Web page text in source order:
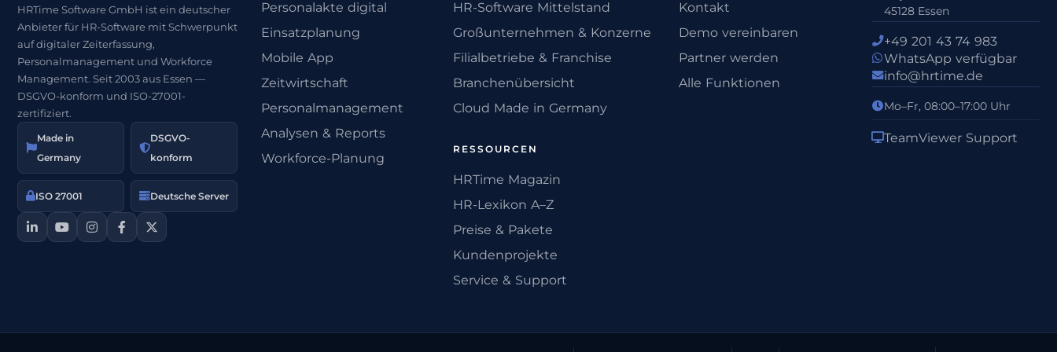
HRTime Software GmbH ist ein deutscher
Anbieter für HR-Software mit Schwerpunkt
auf digitaler Zeiterfassung,
Personalmanagement und Workforce
Management. Seit 2003 aus Essen —
DSGVO-konform und ISO-27001-
zertifiziert.
Made in
Germany
DSGVO-
konform
ISO 27001 Deutsche Server
Personalakte digital
Einsatzplanung
Mobile App
Zeitwirtschaft
Personalmanagement
Analysen & Reports
Workforce-Planung
HR-Software Mittelstand
Großunternehmen & Konzerne
Filialbetriebe & Franchise
Branchenübersicht
Cloud Made in Germany
RESSOURCEN
HRTime Magazin
HR-Lexikon A–Z
Preise & Pakete
Kundenprojekte
Service & Support
Kontakt
Demo vereinbaren
Partner werden
Alle Funktionen
45128 Essen
+49 201 43 74 983
WhatsApp verfügbar
info@hrtime.de
Mo–Fr, 08:00–17:00 Uhr
TeamViewer Support